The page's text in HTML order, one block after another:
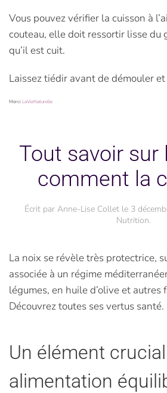
Vous pouvez vérifier la cuisson à
couteau, elle doit ressortir lisse du
qu’il est cuit.
Laissez tiédir avant de démouler
MerciLaVieNaturelle
Tout savoir sur
comment la
Écrit par Anne-Lise Collet le 3
Nutrition.
La noix se révèle très protectrice,
associée à un régime
légumes, en huile d’olive et autres
Découvrez toutes ses vertus santé.
Un élément crucial
alimentation